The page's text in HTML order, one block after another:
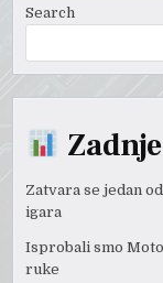
Search
Zatvara se jedan
igara
Isprobali smo
ruke